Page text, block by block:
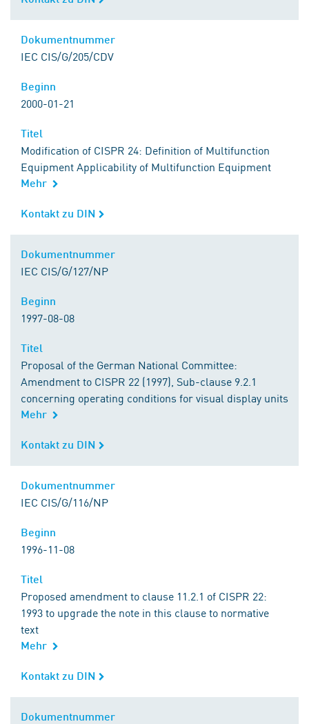
Dokumentnummer
IEC CIS/G/205/CDV
Beginn
2000-01-21
Titel
Modification of CISPR 24: Definition of Multifunction
Equipment Applicability of Multifunction Equipment
Mehr
Kontakt zu DIN
Kontakt zu DIN
Dokumentnummer
IEC CIS/G/127/NP
Beginn
1997-08-08
Titel
Proposal of the German National Committee:
Amendment to CISPR 22 (1997), Sub-clause 9.2.1
concerning operating conditions for visual display units
Mehr
Kontakt zu DIN
Kontakt zu DIN
Dokumentnummer
IEC CIS/G/116/NP
Beginn
1996-11-08
Titel
Proposed amendment to clause 11.2.1 of CISPR 22:
1993 to upgrade the note in this clause to normative
text
Mehr
Kontakt zu DIN
Kontakt zu DIN
Dokumentnummer